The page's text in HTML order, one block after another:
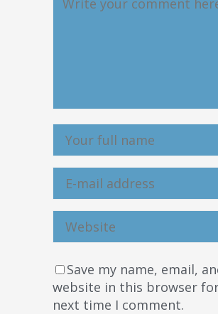
Save my name, email,
website in this browser
next time I comment.